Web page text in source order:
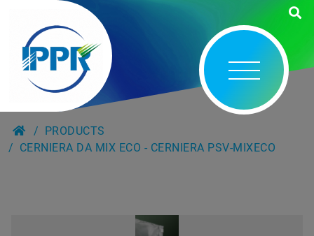
PRODUCTS
CERNIERA DA MIX ECO - CERNIERA PSV-MIXECO